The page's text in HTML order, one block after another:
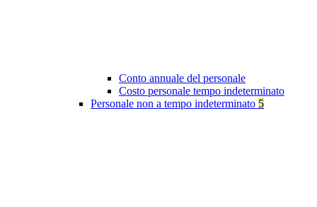
Conto annuale del personale
Costo personale tempo indeterminato
Personale non a tempo indeterminato 5